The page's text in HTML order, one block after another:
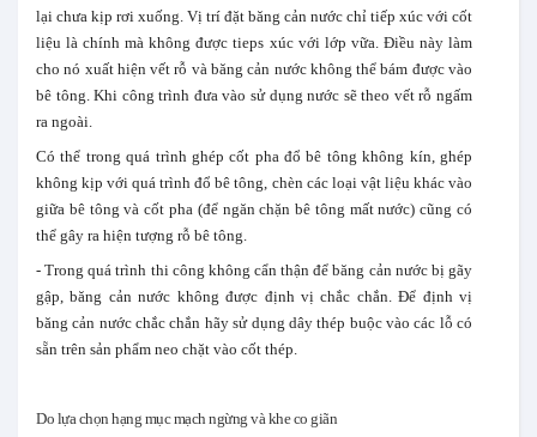
lại chưa kịp rơi xuống. Vị trí đặt băng cản nước chỉ tiếp xúc với cốt
liệu là chính mà không được tieps xúc với lớp vữa. Điều này làm
cho nó xuất hiện vết rỗ và băng cản nước không thể bám được vào
bê tông. Khi công trình đưa vào sử dụng nước sẽ theo vết rỗ ngấm
ra ngoài.
Có thể trong quá trình ghép cốt pha đổ bê tông không kín, ghép
không kịp với quá trình đổ bê tông, chèn các loại vật liệu khác vào
giữa bê tông và cốt pha (để ngăn chặn bê tông mất nước) cũng có
thể gây ra hiện tượng rỗ bê tông.
- Trong quá trình thi công không cẩn thận để băng cản nước bị gãy
gập, băng cản nước không được định vị chắc chắn. Để định vị
băng cản nước chắc chắn hãy sử dụng dây thép buộc vào các lỗ có
sẵn trên sản phẩm neo chặt vào cốt thép.
Do lựa chọn hạng mục mạch ngừng và khe co giãn